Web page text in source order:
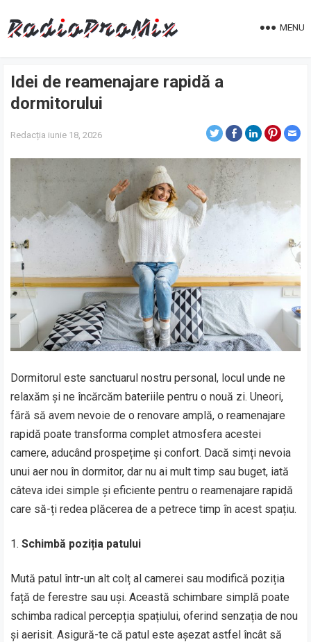
MENU
Idei de reamenajare rapidă a
dormitorului
Redacția iunie 18, 2026
Dormitorul este sanctuarul nostru personal, locul unde ne
relaxăm și ne încărcăm bateriile pentru o nouă zi. Uneori,
fără să avem nevoie de o renovare amplă, o reamenajare
rapidă poate transforma complet atmosfera acestei
camere, aducând prospețime și confort. Dacă simți nevoia
unui aer nou în dormitor, dar nu ai mult timp sau buget, iată
câteva idei simple și eficiente pentru o reamenajare rapidă
care să-ți redea plăcerea de a petrece timp în acest spațiu.
Schimbă poziția patului
Mută patul într-un alt colț al camerei sau modifică poziția
față de ferestre sau uși. Această schimbare simplă poate
schimba radical percepția spațiului, oferind senzația de nou
și aerisit. Asigură-te că patul este așezat astfel încât să